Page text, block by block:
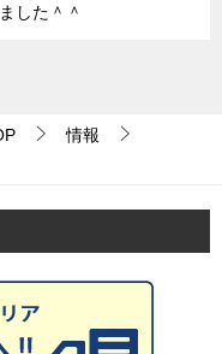
した＾＾
情報